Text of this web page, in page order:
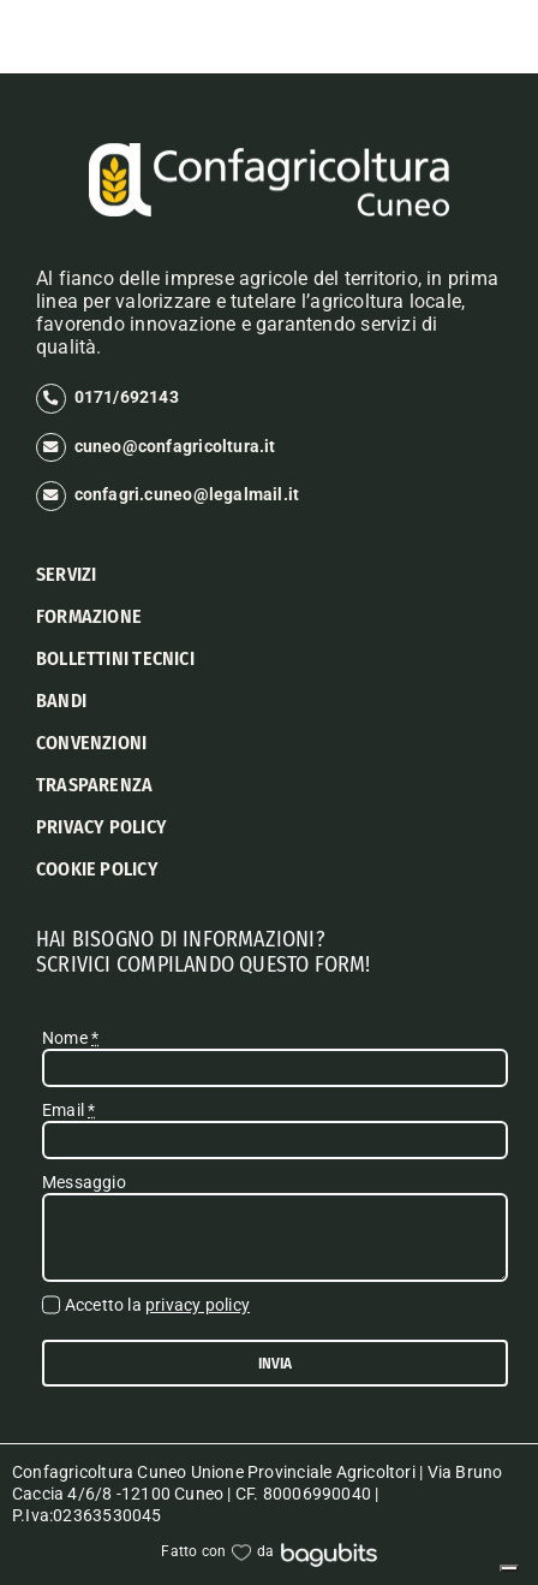
Al fianco delle imprese agricole del territorio, in prima
linea per valorizzare e tutelare l’agricoltura locale,
favorendo innovazione e garantendo servizi di
qualità.
0171/692143
cuneo@confagricoltura.it
confagri.cuneo@legalmail.it
SERVIZI
FORMAZIONE
BOLLETTINI TECNICI
BANDI
CONVENZIONI
TRASPARENZA
PRIVACY POLICY
COOKIE POLICY
HAI BISOGNO DI INFORMAZIONI?
SCRIVICI COMPILANDO QUESTO FORM!
Nome*
Email*
Messaggio
Accetto la privacy policy
INVIA
Confagricoltura Cuneo Unione Provinciale Agricoltori | Via Bruno
Caccia 4/6/8 -12100 Cuneo | CF. 80006990040 |
P.Iva:02363530045
Fatto con da